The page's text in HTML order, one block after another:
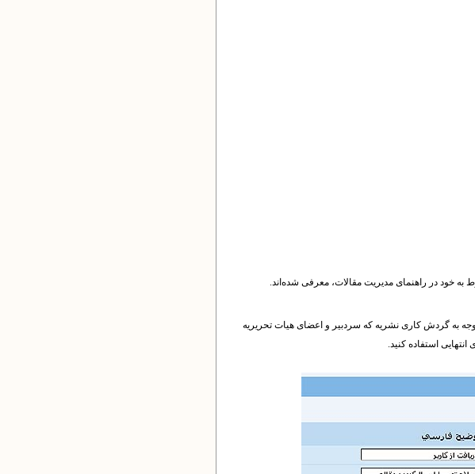
به خود در راهنمای مدیریت مقالات، معرفی شده‌اند.
توجه به گردش کاری نشریه که سردبیر و اعضای هیات تحریریه
استفاده کنید.